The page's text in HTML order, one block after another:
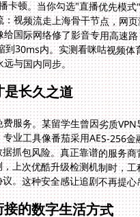
与国内同步。
长久之道
服务。某留学生曾因劣质
专业工具像番茄采用AES-256
抓包风险。真正靠谱的服务商
上次优酷升级检测机制时，工
。这种安全感让追剧不再提心
的数字生活方式